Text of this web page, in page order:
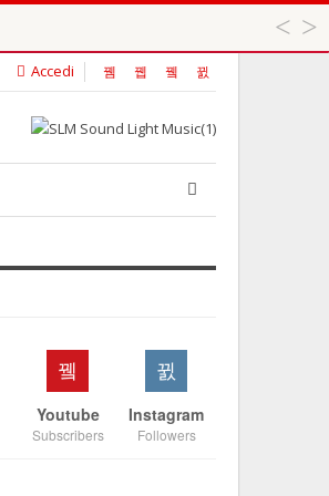
Accedi
Youtube
Subscribers
Instagram
Followers